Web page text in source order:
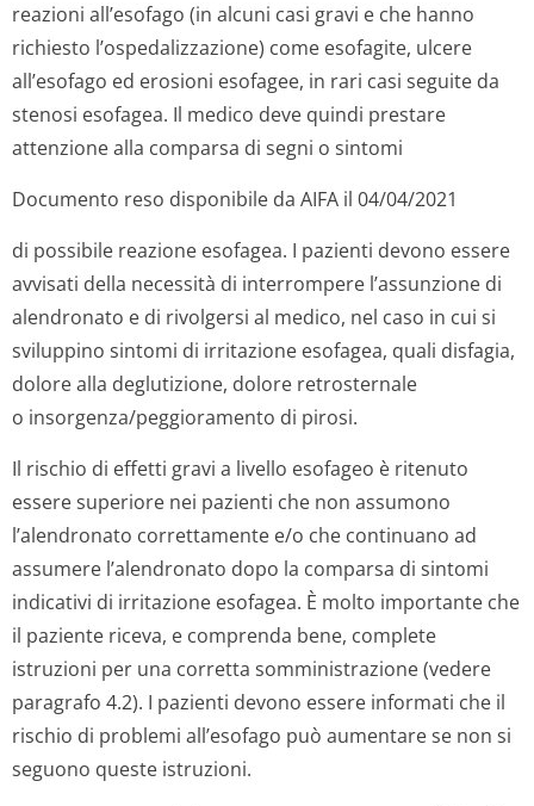
reazioni all’esofago (in alcuni casi gravi e che hanno
richiesto l’ospedalizzazione) come esofagite, ulcere
all’esofago ed erosioni esofagee, in rari casi seguite da
stenosi esofagea. Il medico deve quindi prestare
attenzione alla comparsa di segni o sintomi
Documento reso disponibile da AIFA il 04/04/2021
di possibile reazione esofagea. I pazienti devono essere
avvisati della necessità di interrompere l’assunzione di
alendronato e di rivolgersi al medico, nel caso in cui si
sviluppino sintomi di irritazione esofagea, quali disfagia,
dolore alla deglutizione, dolore retrosternale
o insorgenza/peg­gioramento di pirosi.
Il rischio di effetti gravi a livello esofageo è ritenuto
essere superiore nei pazienti che non assumono
l’alendronato correttamente e/o che continuano ad
assumere l’alendronato dopo la comparsa di sintomi
indicativi di irritazione esofagea. È molto importante che
il paziente riceva, e comprenda bene, complete
istruzioni per una corretta somministrazione (vedere
paragrafo 4.2). I pazienti devono essere informati che il
rischio di problemi all’esofago può aumentare se non si
seguono queste istruzioni.